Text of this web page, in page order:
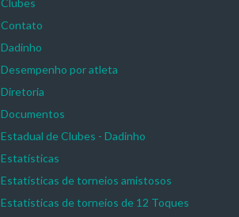
Clubes
Contato
Dadinho
Desempenho por atleta
Diretoria
Documentos
Estadual de Clubes - Dadinho
Estatísticas
Estatísticas de torneios amistosos
Estatísticas de torneios de 12 Toques